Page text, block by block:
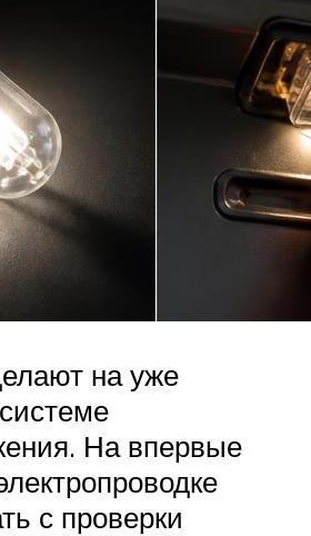
на уже
На впервые
с проверки